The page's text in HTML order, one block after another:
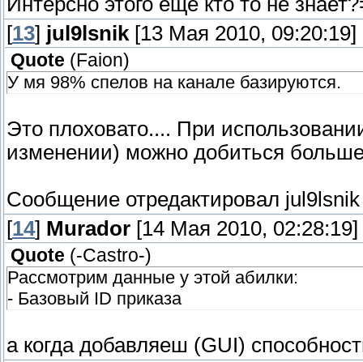
[13] jul9lsnik [13 Мая 2010, 09:20:19]
Quote ( Faion)
У мя 98% спелов на канале базируются.
Это плоховато.... При
изменении) можно добиться
Сообщение отредактировал jul9lsnik
[14] Murador [14 Мая 2010, 02:28:19]
Quote (-Castro-)
Рассмотрим данные у этой абилки:
- Базовый ID приказа
а когда добавляеш (GUI)